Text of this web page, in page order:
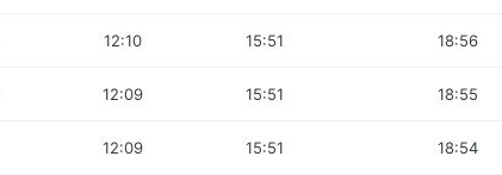
12:10 15:51 18:56
12:09 15:51 18:55
12:09 15:51 18:54